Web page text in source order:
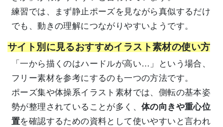
練習では、まず静止ポーズを見ながら真似するだけ
でも、動きの理解につながりやすいようです。
サイト別に見るおすすめイラスト素材の使い方
「一から描くのはハードルが高い…」という場合、
フリー素材を参考にするのも一つの方法です。
ポーズ集や体操系イラスト素材では、側転の基本姿
勢が整理されていることが多く、 体の向きや重心位
置を確認するための資料として使いやすいと言われ